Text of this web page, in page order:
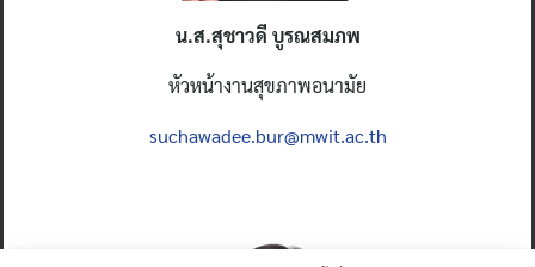
น.ส.สุชาวดี บูรณสมภพ
หัวหน้างานสุขภาพอนามัย
suchawadee.bur@mwit.ac.th